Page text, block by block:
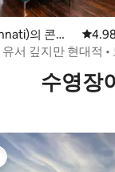
개
의 콘도
평점
유서 깊지만 현대적 •
수영장